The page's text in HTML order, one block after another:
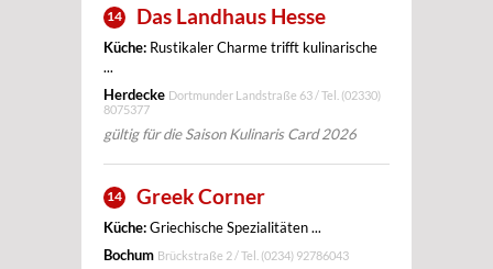
14 Das Landhaus Hesse
Küche: Rustikaler Charme trifft kulinarische
...
Herdecke Dortmunder Landstraße 63 / Tel. (02330)
8075377
gültig für die Saison Kulinaris Card 2026
14 Greek Corner
Küche:Griechische Spezialitäten ...
Bochum Brückstraße 2 / Tel. (0234) 92786043